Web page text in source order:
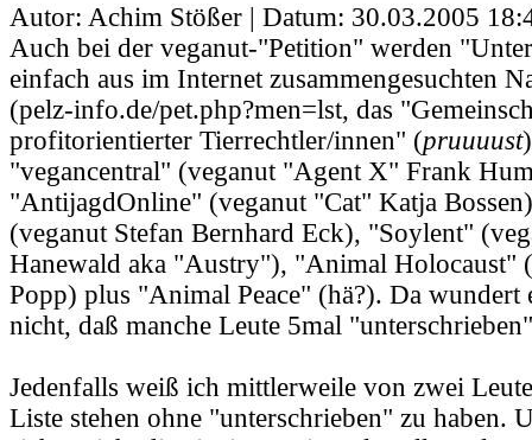
Autor: Achim Stößer | Datum: 30.03.2005
Auch bei der veganut-"Petition" werden
einfach aus im Internet zusammengesuchten
(pelz-info.de/pet.php?men=lst, das
profitorientierter Tierrechtler/innen" (pruuuust
"vegancentral" (veganut "Agent X" Frank
"AntijagdOnline" (veganut "Cat" Katja
(veganut Stefan Bernhard Eck), "Soylent"
Hanewald aka "Austry"), "Animal Holocaust"
Popp) plus "Animal Peace" (hä?). Da wundert
nicht, daß manche Leute 5mal
Jedenfalls weiß ich mittlerweile von zwei
Liste stehen ohne "unterschrieben" zu haben.